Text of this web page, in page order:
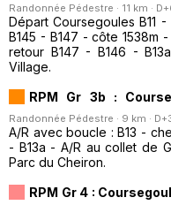
Randonnée Pédestre · 11 km ·
Départ Coursegoules B11
B145 - B147 - côte 1538m
retour B147 - B146 -
Village.
RPM Gr 3b :
Randonnée Pédestre · 9 km ·
A/R avec boucle : B13 -
- B13a - A/R au collet de
Parc du Cheiron.
RPM Gr 4 :